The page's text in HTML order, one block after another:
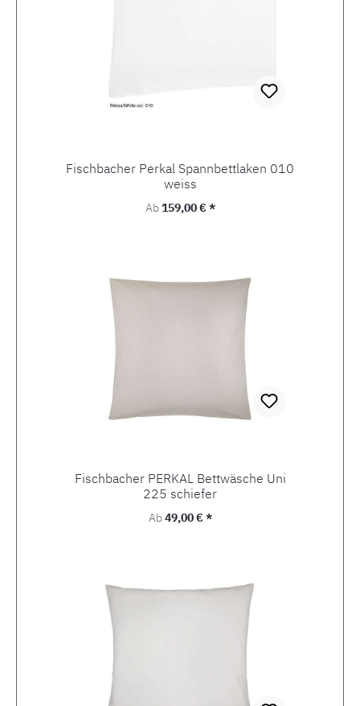
Fischbacher Perkal Spannbettlaken 010
weiss
Regulärer Preis:
Ab159,00 € *
Fischbacher PERKAL Bettwäsche Uni
225 schiefer
Regulärer Preis:
Ab49,00 € *